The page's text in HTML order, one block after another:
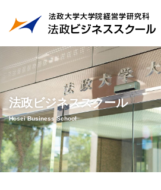
法政ビジネススクール
Hosei Business School